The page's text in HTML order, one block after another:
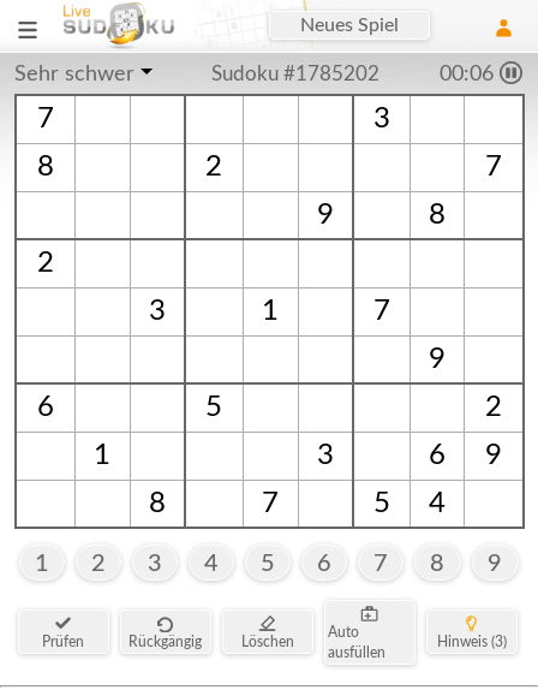
Neues Spiel
Sehr schwer Sudoku #1785202 00:07
7
3
8
2
7
9
8
2
3
1
7
9
6
5
2
1
3 6
9
8
7 5 4
1 2 3 4 5 6 7 8 9
Prüfen Rückgängig Löschen
Auto
ausfüllen
Hinweis (3)